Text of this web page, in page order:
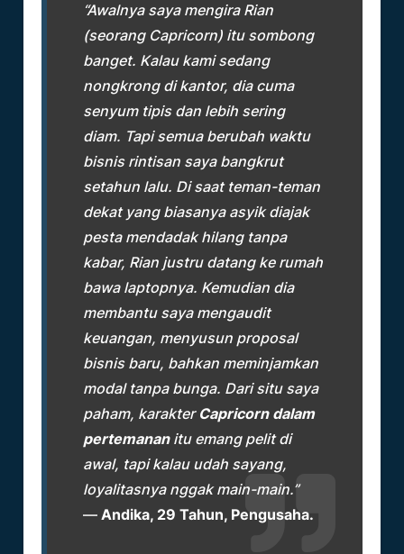
“Awalnya saya mengira Rian
(seorang Capricorn) itu sombong
banget. Kalau kami sedang
nongkrong di kantor, dia cuma
senyum tipis dan lebih sering
diam. Tapi semua berubah waktu
bisnis rintisan saya bangkrut
setahun lalu. Di saat teman-teman
dekat yang biasanya asyik diajak
pesta mendadak hilang tanpa
kabar, Rian justru datang ke rumah
bawa laptopnya. Kemudian dia
membantu saya mengaudit
keuangan, menyusun proposal
bisnis baru, bahkan meminjamkan
modal tanpa bunga. Dari situ saya
paham, karakter Capricorn dalam
pertemananitu emang pelit di
awal, tapi kalau udah sayang,
loyalitasnya nggak main-main.”
—Andika, 29 Tahun, Pengusaha.